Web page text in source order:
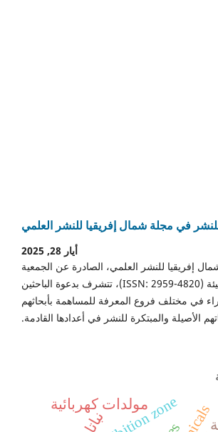
في مجلة شمال إفريقيا للنشر العلمي
أيار 28, 2025
إفريقيا للنشر العلمي، الصادرة عن الجمعية
الليبية لحماية البيئة (ISSN: 2959-4820)، تتشرف بدعوة الباحثين
في مختلف فروع المعرفة للمساهمة بأبحاثهم
الأصيلة والمبتكرة للنشر في أعدادها القادمة.
مولدات كهربائية